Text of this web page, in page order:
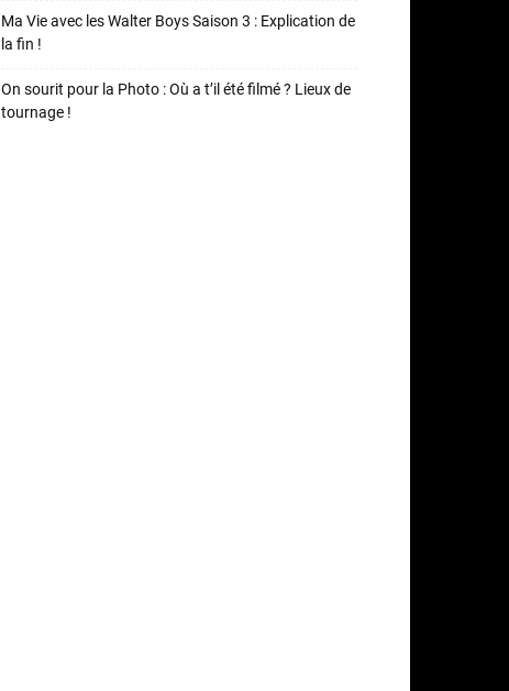
Ma Vie avec les Walter Boys Saison 3 : Explication de
la fin !
On sourit pour la Photo : Où a t’il été filmé ? Lieux de
tournage !